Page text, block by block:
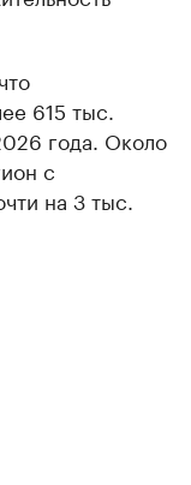
, что
615 тыс.
года. Около
с
на 3 тыс.